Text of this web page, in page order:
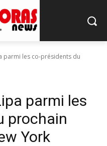
parmi les co-présidents du
parmi les
prochain
York